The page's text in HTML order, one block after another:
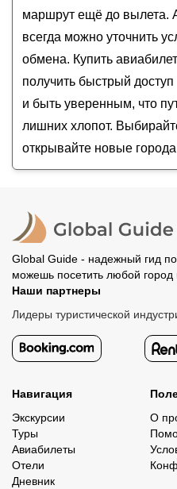
маршрут ещё до вылета.
всегда можно уточнить
обмена. Купить
получить быстрый
и быть уверенным, что
лишних хлопот.
открывайте новые
Global Guide - надежный гид
можешь посетить любой город
Наши партнеры
Лидеры туристической
Навигация
Экскурсии
Туры
Авиабилеты
Отели
Дневник
О